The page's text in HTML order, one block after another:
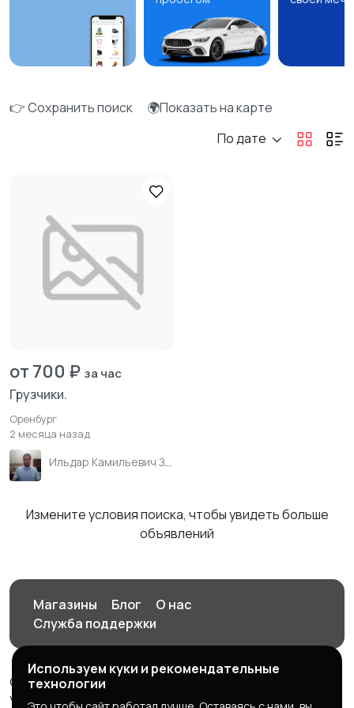
👉 Сохранить поиск
🌍Показать на карте
По дате
от 700 ₽ за час
Грузчики.
Оренбург
2 месяца назад
Измените условия поиска, чтобы увидеть больше
объявлений
Магазины Блог
О нас
Служба поддержки
© 2026 Орен-АЙ - Авто | Недвижимость | Работа |
Услуги
Используем куки и рекомендательные
технологии